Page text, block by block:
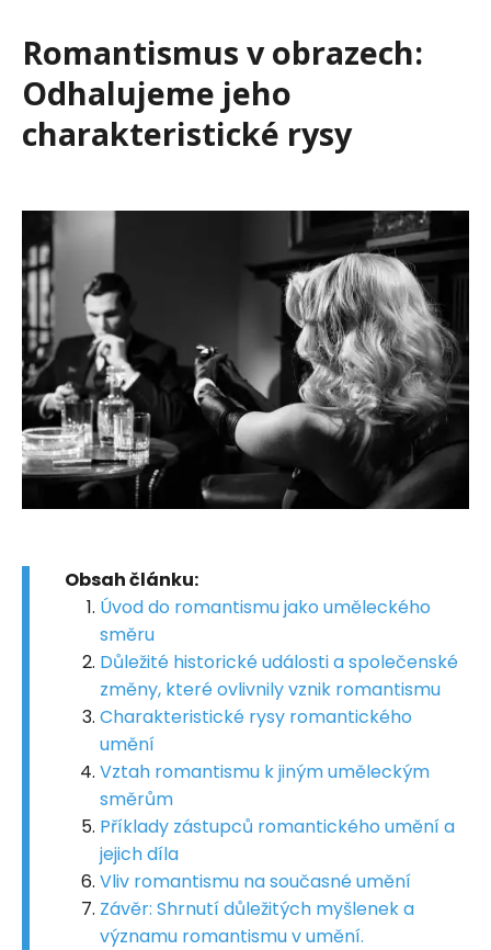
Romantismus v obrazech:
Odhalujeme jeho
charakteristické rysy
Obsah článku:
Úvod do romantismu jako uměleckého
směru
Důležité historické události a společenské
změny, které ovlivnily vznik romantismu
Charakteristické rysy romantického
umění
Vztah romantismu k jiným uměleckým
směrům
Příklady zástupců romantického umění a
jejich díla
Vliv romantismu na současné umění
Závěr: Shrnutí důležitých myšlenek a
významu romantismu v umění.